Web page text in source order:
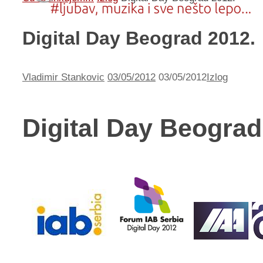
Digital Day Beograd 2012.
Vladimir Stankovic 03/05/2012 03/05/2012Izlog
Digital Day